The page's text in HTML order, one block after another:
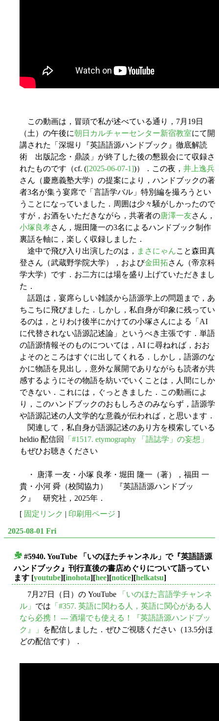
この動画は，冒頭で私が述べている通り，7月19日
（土）の午後に朝日カルチャーセンター新宿教室にて開
講された「深堀り『英語語源ハンドブック』徹底解読
術 出版記念・鼎談」が終了した後の懇親会にて収録さ
れたものです（cf. ([2025-06-07-1])）．この夜， 井上逸兵
さん（慶應義塾大学）の提案により，ハンドブックの著
者3名が集う宴席で「言語学バル」特別編を撮ろうとい
うことになっていました．周囲は少々騒がしかったので
すが，お酒をいただきながら，共著者の唐澤一友さん，
小塚良孝さん，堀田隆一の3名によるハンドブック制作
裏話を軸に，楽しく収録しました．
途中で飛び入り出演したのは， まさにゃんこと森田真
登さん（武蔵野学院大学），および金田拓さん（帝京科
学大学）です．お二方には場を盛り上げていただきまし
た．
話題は，宴席らしい雑談から語源学上の問題まで，あ
ちこちに飛びました．しかし，私自身が印象に残ってい
るのは，とりわけ後半にかけての小塚さんによる「AI
に代替されない語源記述論」というべき主張です．単語
の語源情報そのものについては，AI に尋ねれば，おお
よそのところはすぐに出してくれる．しかし，語源のな
かに物語を見出し，意外な展開でありながらも読者が共
感するようにその物語を紡いでいくことは，人間にしか
できない．これには，ぐっときました．この動画によ
り，このハンドブックのおもしろさのみならず，語源学
や語源記述の人文学的な意義が伝われば，と思います．
関連して，私自身が語源記述のあり方を模索している
heldio 配信回
「#1517. etymography 「語誌学」の妄想」
もぜひお聴きください
・ 唐澤 一友・小塚 良孝・堀田 隆一（著），福田 一
貴・小河 舜（校閲協力） 『英語語源ハンドブッ
ク』 研究社，2025年．
[ 固定リンク | 印刷用ページ ]
2025-08-01 Fri
#5940. YouTube 「いのほたチャンネル」で『英語語源
ハンドブック』刊行直後の書店めぐりについて語ってい
ます [youtube][inohota][hee][notice][helkatsu]
7月27日（日）の YouTube
「いのほた言語学チャンネ
ル」 では 「#357. 英語に関わる人，英語に関心がある人
なら必携！ --- 酒場でも使える！『英語語源ハンドブッ
ク』」
を配信しました．ぜひご視聴ください（13.5分ほ
どの配信です）．